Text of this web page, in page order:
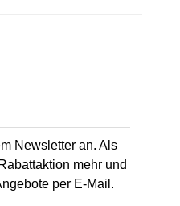
Newsletter an. Als
mehr und
per E-Mail.